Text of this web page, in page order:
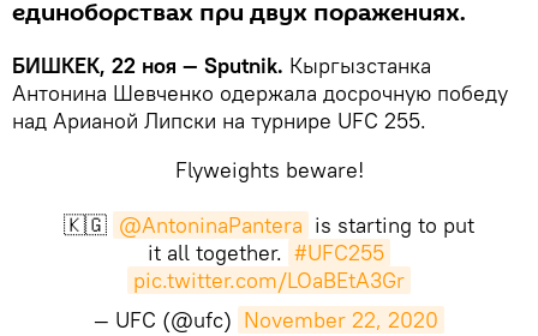
единоборствах при двух поражениях.
БИШКЕК, 22 ноя — Sputnik. Кыргызстанка
Антонина Шевченко одержала досрочную победу
над Арианой Липски на турнире UFC 255.
Flyweights beware!
🇰🇬 @AntoninaPantera is starting to put
it all together. #UFC255
pic.twitter.com/LOaBEtA3Gr
— UFC (@ufc) November 22, 2020